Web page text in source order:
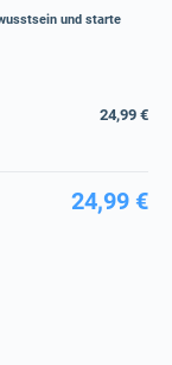
und starte
24,99 €
24,99 €